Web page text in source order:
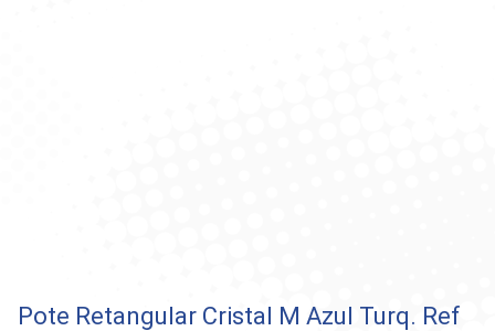
Pote Retangular Cristal M Azul Turq. Ref